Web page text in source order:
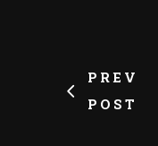
PREV
POST